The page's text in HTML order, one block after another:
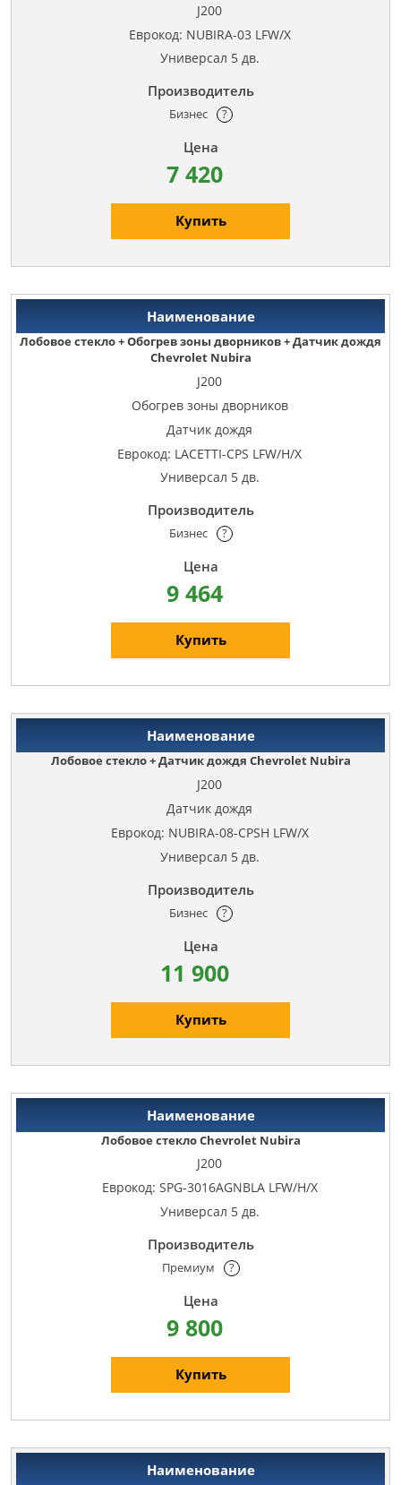
J200
Еврокод: NUBIRA-03 LFW/X
Универсал 5 дв.
Бизнес ?
7 420
Купить
Лобовое стекло + Обогрев зоны дворников + Датчик дождя
Chevrolet Nubira
J200
Обогрев зоны дворников
Датчик дождя
Еврокод: LACETTI-CPS LFW/H/X
Универсал 5 дв.
Бизнес ?
9 464
Купить
Лобовое стекло + Датчик дождя Chevrolet Nubira
J200
Датчик дождя
Еврокод: NUBIRA-08-CPSH LFW/X
Универсал 5 дв.
Бизнес ?
11 900
Купить
Лобовое стекло Chevrolet Nubira
J200
Еврокод: SPG-3016AGNBLA LFW/H/X
Универсал 5 дв.
Премиум ?
9 800
Купить